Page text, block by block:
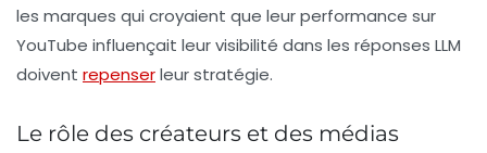
les marques qui croyaient que leur performance sur
YouTube influençait leur visibilité dans les réponses LLM
doivent repenserleur stratégie.
Le rôle des créateurs et des médias